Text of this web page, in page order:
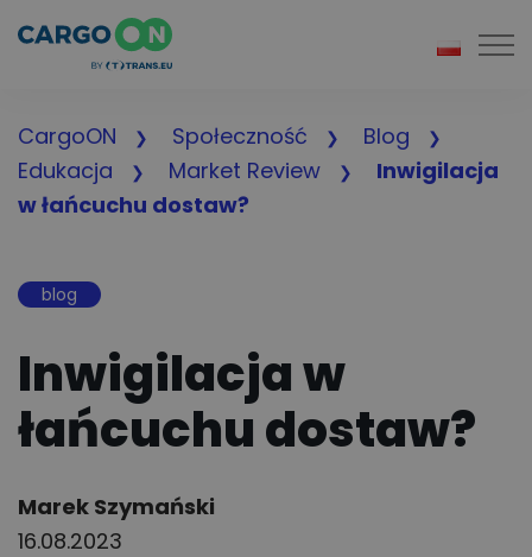
CargoON Społeczność
Blog
Edukacja
Market Review
Inwigilacja
w łańcuchu dostaw?
blog
Inwigilacja w
łańcuchu dostaw?
Author:
Marek Szymański
16.08.2023